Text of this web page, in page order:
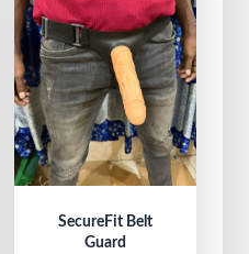
SecureFit Belt
Guard